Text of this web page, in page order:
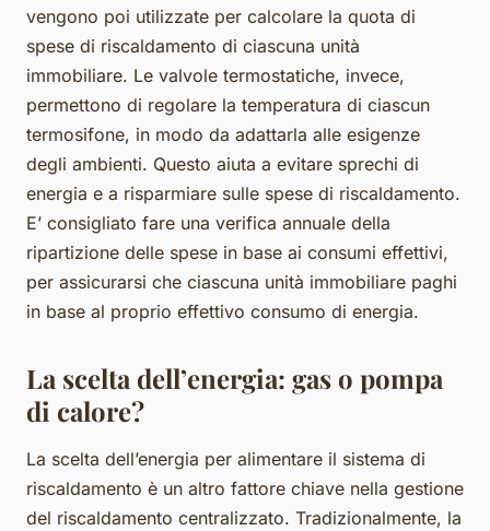
vengono poi utilizzate per calcolare la quota di
spese di riscaldamento di ciascuna unità
immobiliare. Le valvole termostatiche, invece,
permettono di regolare la temperatura di ciascun
termosifone, in modo da adattarla alle esigenze
degli ambienti. Questo aiuta a evitare sprechi di
energia e a risparmiare sulle spese di riscaldamento.
E’ consigliato fare una verifica annuale della
ripartizione delle spese in base ai consumi effettivi,
per assicurarsi che ciascuna unità immobiliare paghi
in base al proprio effettivo consumo di energia.
La scelta dell’energia: gas o pompa
di calore?
La scelta dell’energia per alimentare il sistema di
riscaldamento è un altro fattore chiave nella gestione
del riscaldamento centralizzato. Tradizionalmente, la